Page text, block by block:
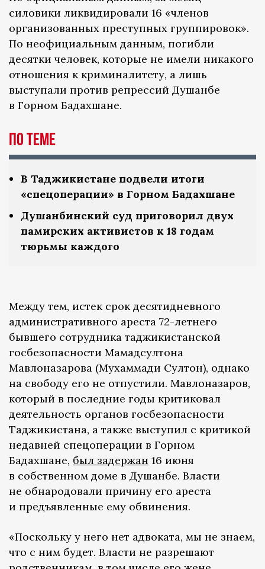
силовики ликвидировали 16 «членов
организованных преступных группировок».
По неофициальным данным, погибли
десятки человек, которые не имели никакого
отношения к криминалитету, а лишь
выступали против репрессий Душанбе
в Горном Бадахшане.
По теме
В Таджикистане подвели итоги
«спецоперации» в Горном Бадахшане
Душанбинский суд приговорил двух
памирских активистов к 18 годам
тюрьмы каждого
Между тем, истек срок десятидневного
административного ареста 72-летнего
бывшего сотрудника таджикистанской
госбезопасности Мамадсултона
Мавлоназарова (Мухаммади Султон), однако
на свободу его не отпустили. Мавлоназаров,
который в последние годы критиковал
деятельность органов госбезопасности
Таджикистана, а также выступил с критикой
недавней спецоперации в Горном
Бадахшане, был задержан 16 июня
в собственном доме в Душанбе. Власти
не обнародовали причину его ареста
и предъявленные ему обвинения.
«Поскольку у него нет адвоката, мы не знаем,
что с ним будет. Власти не разрешают